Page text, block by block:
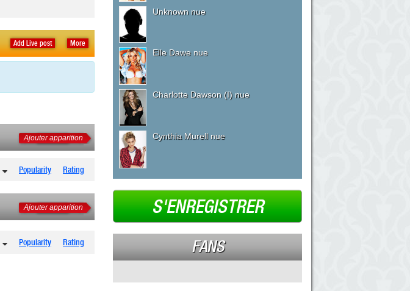
More
Add Live post
Ajouter apparition
Popularity Rating
Ajouter apparition
Popularity Rating
Unknown nue
Elle Dawe nue
Charlotte Dawson (I) nue
Cynthia Murell nue
S'ENREGISTRER
FANS